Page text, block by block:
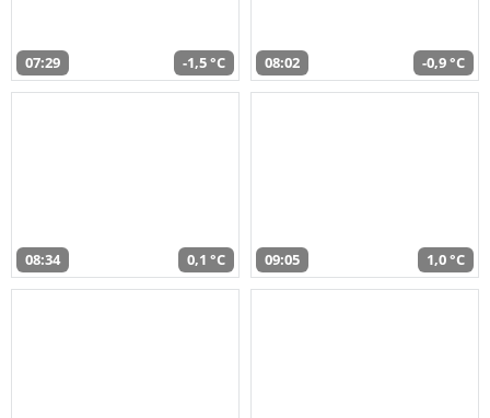
07:29 -1,5 °C 08:02 -0,9 °C
08:34 0,1 °C 09:05 1,0 °C